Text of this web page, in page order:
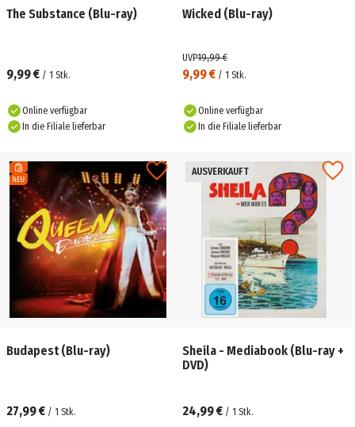
The Substance (Blu-ray)
9,99 € / 1 Stk.
Online verfügbar
In die Filiale lieferbar
Wicked (Blu-ray)
9,99 € / 1 Stk.
UVP19,99 €
Online verfügbar
In die Filiale lieferbar
Budapest (Blu-ray)
27,99 € / 1 Stk.
AUSVERKAUFT
Sheila - Mediabook (Blu-ray +
DVD)
24,99 € / 1 Stk.